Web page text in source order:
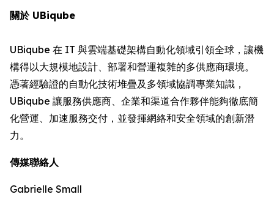
關於 UBiqube
UBiqube 在 IT 與雲端基礎架構自動化領域引領全球，讓機
構得以大規模地設計、部署和營運複雜的多供應商環境。
憑著經驗證的自動化技術堆疊及多領域協調專業知識，
UBiqube 讓服務供應商、企業和渠道合作夥伴能夠徹底簡
化營運、加速服務交付，並發揮網絡和安全領域的創新潛
力。
傳媒聯絡人
Gabrielle Small